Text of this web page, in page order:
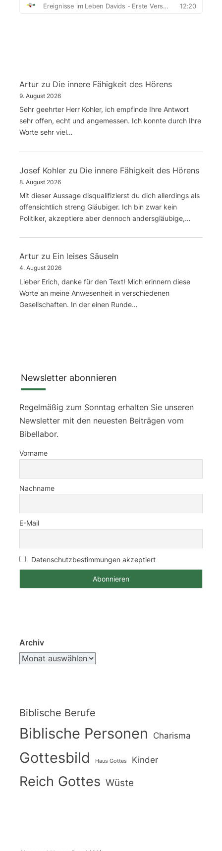
Artur zu Die innere Fähigkeit des Hörens
9. August 2026
Sehr geehrter Herr Kohler, ich empfinde Ihre Antwort
sehr offen, echt und angemessen. Ich konnte durch Ihre
Worte sehr viel…
Josef Kohler zu Die innere Fähigkeit des Hörens
8. August 2026
Mit dieser Aussage disqualifizierst du dich allerdings als
offensichtlich streng Gläubiger. Ich bin zwar kein
Politiker, akzeptiere aber dennoch andersgläubige,…
Artur zu Ein leises Säuseln
4. August 2026
Lieber Erich, danke für den Text! Mich erinnern diese
Worte an meine Anwesenheit in verschiedenen
Gesellschaften. In der einen Runde…
Newsletter abonnieren
Regelmäßig zum Sonntag erhalten Sie unseren
Newsletter mit den neuesten Beiträgen vom
Bibellabor.
Vorname
Nachname
E-Mail
Datenschutzbestimmungen akzeptiert
Archiv
Biblische Berufe
Biblische Personen Charisma
Gottesbild Haus Gottes Kinder
Reich Gottes Wüste